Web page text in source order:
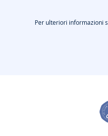
Per ulteriori informazioni